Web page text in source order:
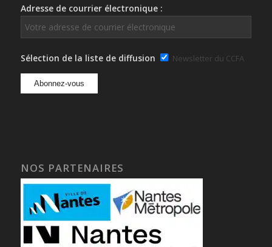
Adresse de courrier électronique :
Sélection de la liste de diffusion Newsletter du CCFA
NOS PARTENAIRES